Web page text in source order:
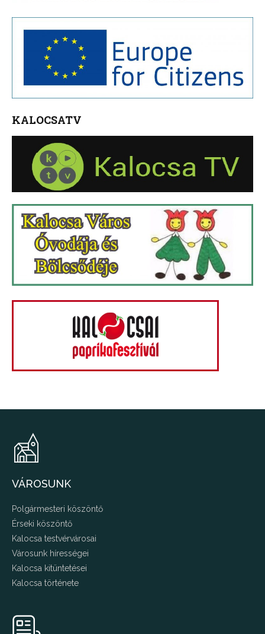
KALOCSATV
VÁROSUNK
Polgármesteri köszöntő
Érseki köszöntő
Kalocsa testvérvárosai
Városunk hírességei
Kalocsa kitüntetései
Kalocsa története